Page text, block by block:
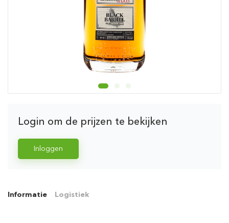
Login om de prijzen te bekijken
Inloggen
Informatie Logistiek